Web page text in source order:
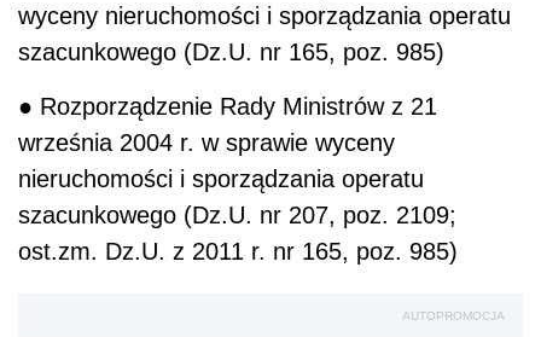
wyceny nieruchomości i sporządzania operatu
szacunkowego (Dz.U. nr 165, poz. 985)
● Rozporządzenie Rady Ministrów z 21
września 2004 r. w sprawie wyceny
nieruchomości i sporządzania operatu
szacunkowego (Dz.U. nr 207, poz. 2109;
ost.zm. Dz.U. z 2011 r. nr 165, poz. 985)
AUTOPROMOCJA